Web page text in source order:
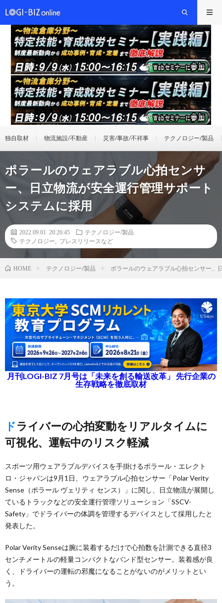
独自取材 物流施設/不動産 災害/事故/不祥事 テクノロジー/製品
ポラールのウェアラブル心拍センサ
ー、日立物流が安全運行管理サポート
システムに採用
2022.09.01 20:26:45
テクノロジー/製品
テクノロジー
プレスリリースなど
HOME テクノロジー/製品 ポラールのウェアラブル心拍センサー、
月刊LOGI-BIZ 7月号は「未来を創る輸送改革」 先行企業の
生存戦略を徹底取材
ドライバーの心拍変動をリアルタイムに
可視化、運転中のリスク軽減
スポーツ用ウェアラブルデバイスを手掛けるポラール・エレクト
ロ・ジャパンは9月1日、ウェアラブル心拍センサー「Polar Verity
Sense（ポラール ヴェリティ センス）」に関し、日立物流が展開し
ているトラックなどの安全運行管理ソリューション「SSCV-
Safety」でドライバーの体調を管理するデバイスとして採用したと
発表した。
Polar Verity Senseは腕に装着するだけで心拍数を計測できる直径3
センチメートルの軽量コンパクトなバンド型センサー。装着感が良
く、ドライバーの運転の邪魔になることがないのがメリットとい
う。